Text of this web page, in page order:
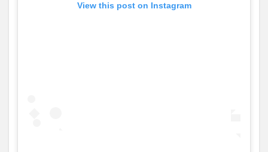
View this post on Instagram